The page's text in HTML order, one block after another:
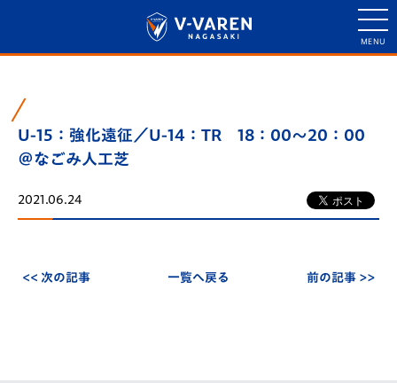
U-15：強化遠征／U-14：TR 18：00～20：00
＠なごみ人工芝
2021.06.24
<< 次の記事 一覧へ戻る 前の記事 >>